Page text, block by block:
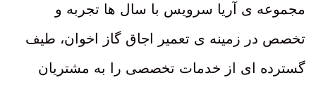
مجموعه ی آریا سرویس با سال ها تجربه و
تخصص در زمینه ی تعمیر اجاق گاز اخوان، طیف
گسترده ای از خدمات تخصصی را به مشتریان